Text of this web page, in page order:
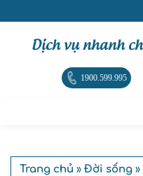
Dịch vụ nhanh
1900.599.995
Trang chủ » Đời sống